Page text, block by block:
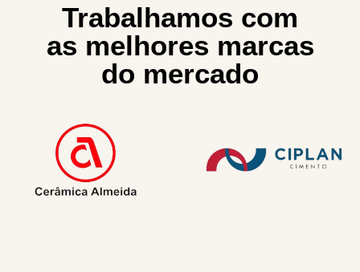
Trabalhamos com
as melhores marcas
do mercado